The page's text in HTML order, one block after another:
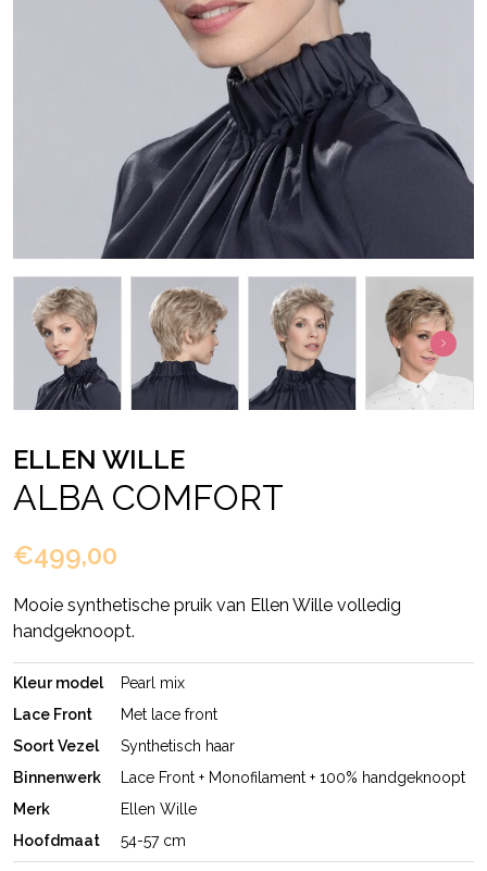
ELLEN WILLE
ALBA COMFORT
€499,00
Mooie synthetische pruik van Ellen Wille volledig
handgeknoopt.
Kleur model
Pearl mix
Lace Front
Met lace front
Soort Vezel
Synthetisch haar
Binnenwerk
Lace Front + Monofilament + 100% handgeknoopt
Merk
Ellen Wille
Hoofdmaat
54-57 cm